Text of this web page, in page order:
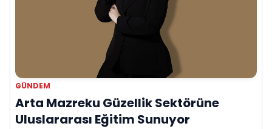
GÜNDEM
Arta Mazreku Güzellik Sektörüne
Uluslararası Eğitim Sunuyor